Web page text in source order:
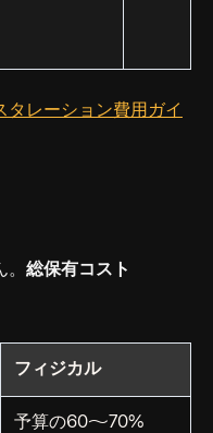
タレーション費用ガイ
総保有コスト
フィジカル
予算の60〜70%